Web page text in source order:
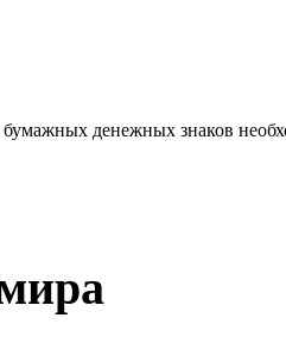
денежных знаков